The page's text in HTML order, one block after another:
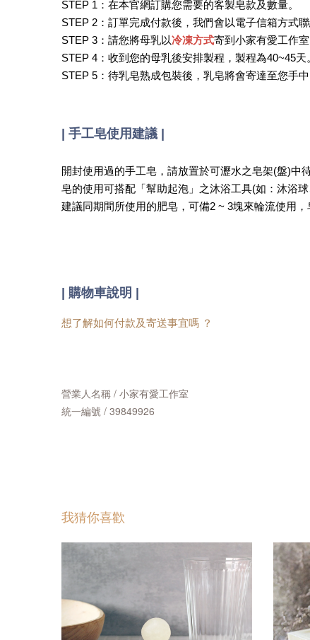
STEP 1：在本官網訂購您需要的客製皂款及數量。
STEP 2：訂單完成付款後，我們會以電子信箱方式聯
STEP 3：請您將母乳以冷凍方式寄到小家有愛工作室
STEP 4：收到您的母乳後安排製程，製程為40~45天
STEP 5：待乳皂熟成包裝後，乳皂將會寄達至您手中
| 手工皂使用建議 |
開封使用過的手工皂，請放置於可瀝水之皂架(盤)中
皂的使用可搭配「幫助起泡」之沐浴工具(如：沐浴
建議同期間所使用的肥皂，可備2 ~ 3塊來輪流使用，
| 購物車說明 |
想了解如何付款及寄送事宜嗎 ？
營業人名稱 / 小家有愛工作室
統一編號 / 39849926
我猜你喜歡